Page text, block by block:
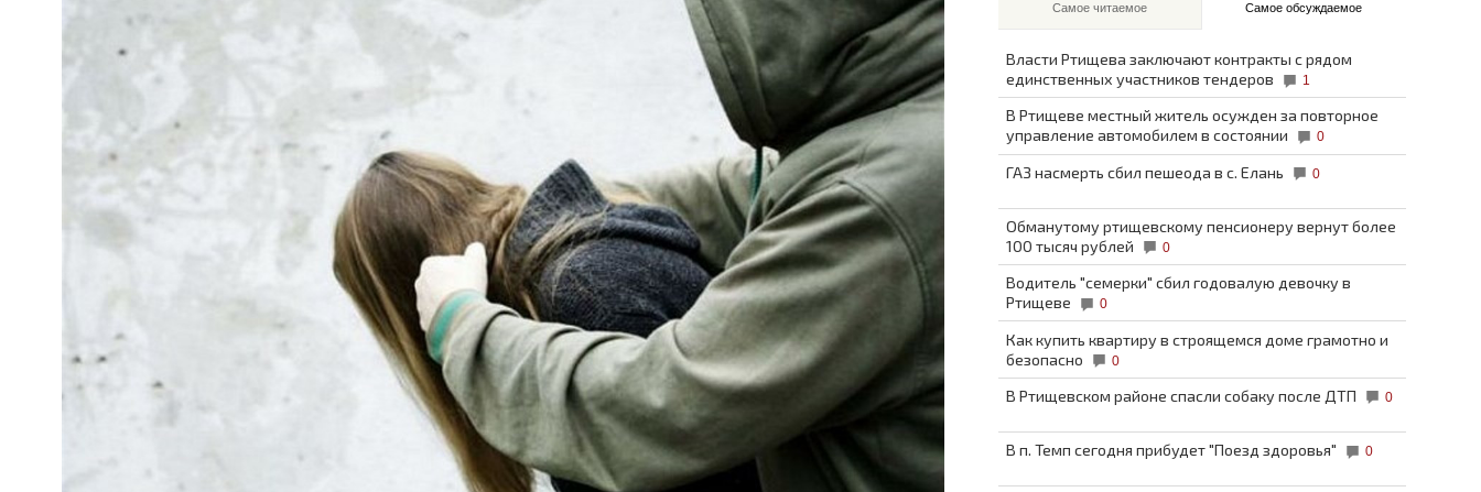
Самое читаемое Самое обсуждаемое
Власти Ртищева заключают контракты с рядом
единственных участников тендеров
1
В Ртищеве местный житель осужден за повторное
управление автомобилем в состоянии
0
ГАЗ насмерть сбил пешеода в с. Елань 0
Обманутому ртищевскому пенсионеру вернут более
100 тысяч рублей
0
Водитель "семерки" сбил годовалую девочку в
Ртищеве
0
Как купить квартиру в строящемся доме грамотно и
безопасно
0
В Ртищевском районе спасли собаку после ДТП 0
В п. Темп сегодня прибудет "Поезд здоровья" 0